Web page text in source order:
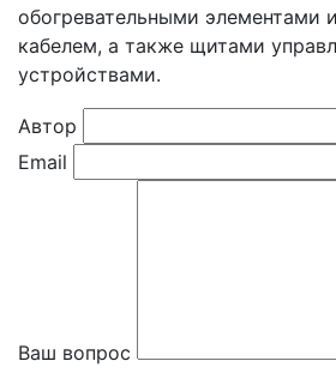
обогревательными элементами
кабелем, а также щитами
устройствами.
Автор
Email
Ваш вопрос